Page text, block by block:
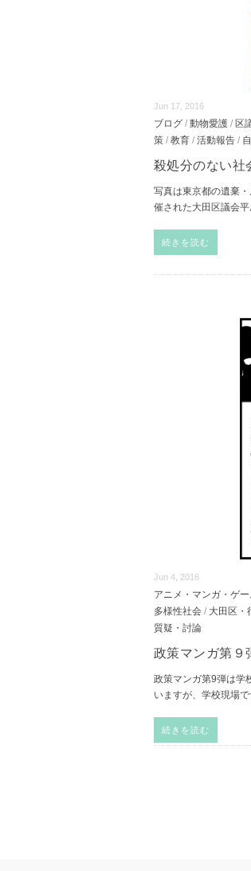
Jun 17, 2016
ブログ/ 動物愛護/ 区
策/ 教育/ 活動報告/
殺処分のない社
写真は東京都の遺棄
催された大田区議会
続きを読む
Jun 4, 2016
アニメ・マンガ・ゲー
多様性社会/ 大田区・
質疑・討論
政策マンガ第９
政策マンガ第9弾は学
いますが、学校現場
続きを読む